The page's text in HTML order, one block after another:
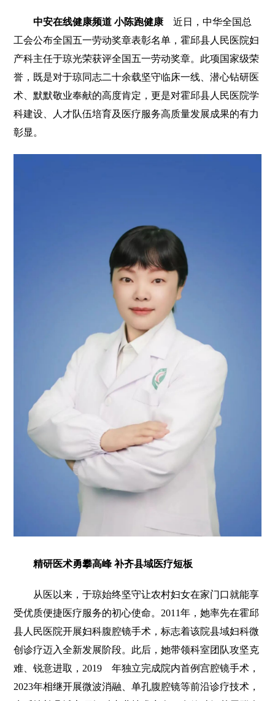
中安在线健康频道 小陈跑健康 近日，中华全国总
工会公布全国五一劳动奖章表彰名单，霍邱县人民医院妇
产科主任于琼光荣获评全国五一劳动奖章。此项国家级荣
誉，既是对于琼同志二十余载坚守临床一线、潜心钻研医
术、默默敬业奉献的高度肯定，更是对霍邱县人民医院学
科建设、人才队伍培育及医疗服务高质量发展成果的有力
彰显。
精研医术勇攀高峰 补齐县域医疗短板
从医以来，于琼始终坚守让农村妇女在家门口就能享
受优质便捷医疗服务的初心使命。2011年，她率先在霍邱
县人民医院开展妇科腹腔镜手术，标志着该院县域妇科微
创诊疗迈入全新发展阶段。此后，她带领科室团队攻坚克
难、锐意进取，2019 年独立完成院内首例宫腔镜手术，
2023年相继开展微波消融、单孔腹腔镜等前沿诊疗技术，